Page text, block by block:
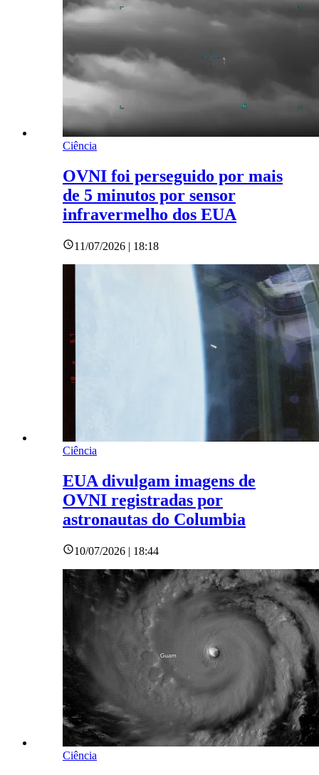
Ciência
OVNI foi perseguido por mais
de 5 minutos por sensor
infravermelho dos EUA
11/07/2026 | 18:18
Ciência
EUA divulgam imagens de
OVNI registradas por
astronautas do Columbia
10/07/2026 | 18:44
Ciência